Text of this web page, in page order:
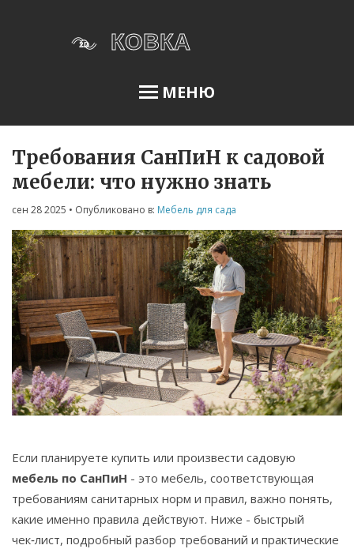
МЕНЮ
Освещение сада
Меню
О нас
Условия использования
Политика конфиденциальности
ФЗ-152
Связаться
© 2026. Все права защищены.
Требования СанПиН к садовой
мебели: что нужно знать
сен 28 2025 • Опубликовано в: Мебель для сада
Если планируете купить или произвести садовую
мебель по СанПиН - это мебель, соответствующая
требованиям санитарных норм и правил, важно понять,
какие именно правила действуют. Ниже - быстрый
чек‑лист, подробный разбор требований и практические